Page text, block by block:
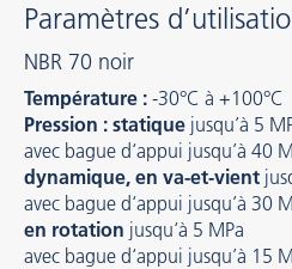
Paramètres
NBR 70 noir
Température : -30°C à +100°C
Pression : statique jusqu’à 5
avec bague d‘appui jusqu’à 40
dynamique, en va-et-vient
avec bague d‘appui jusqu’à 30
en rotation jusqu‘à 5 MPa
avec bague d‘appui jusqu’à 15